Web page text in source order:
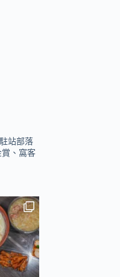
站部落
賞、窩客